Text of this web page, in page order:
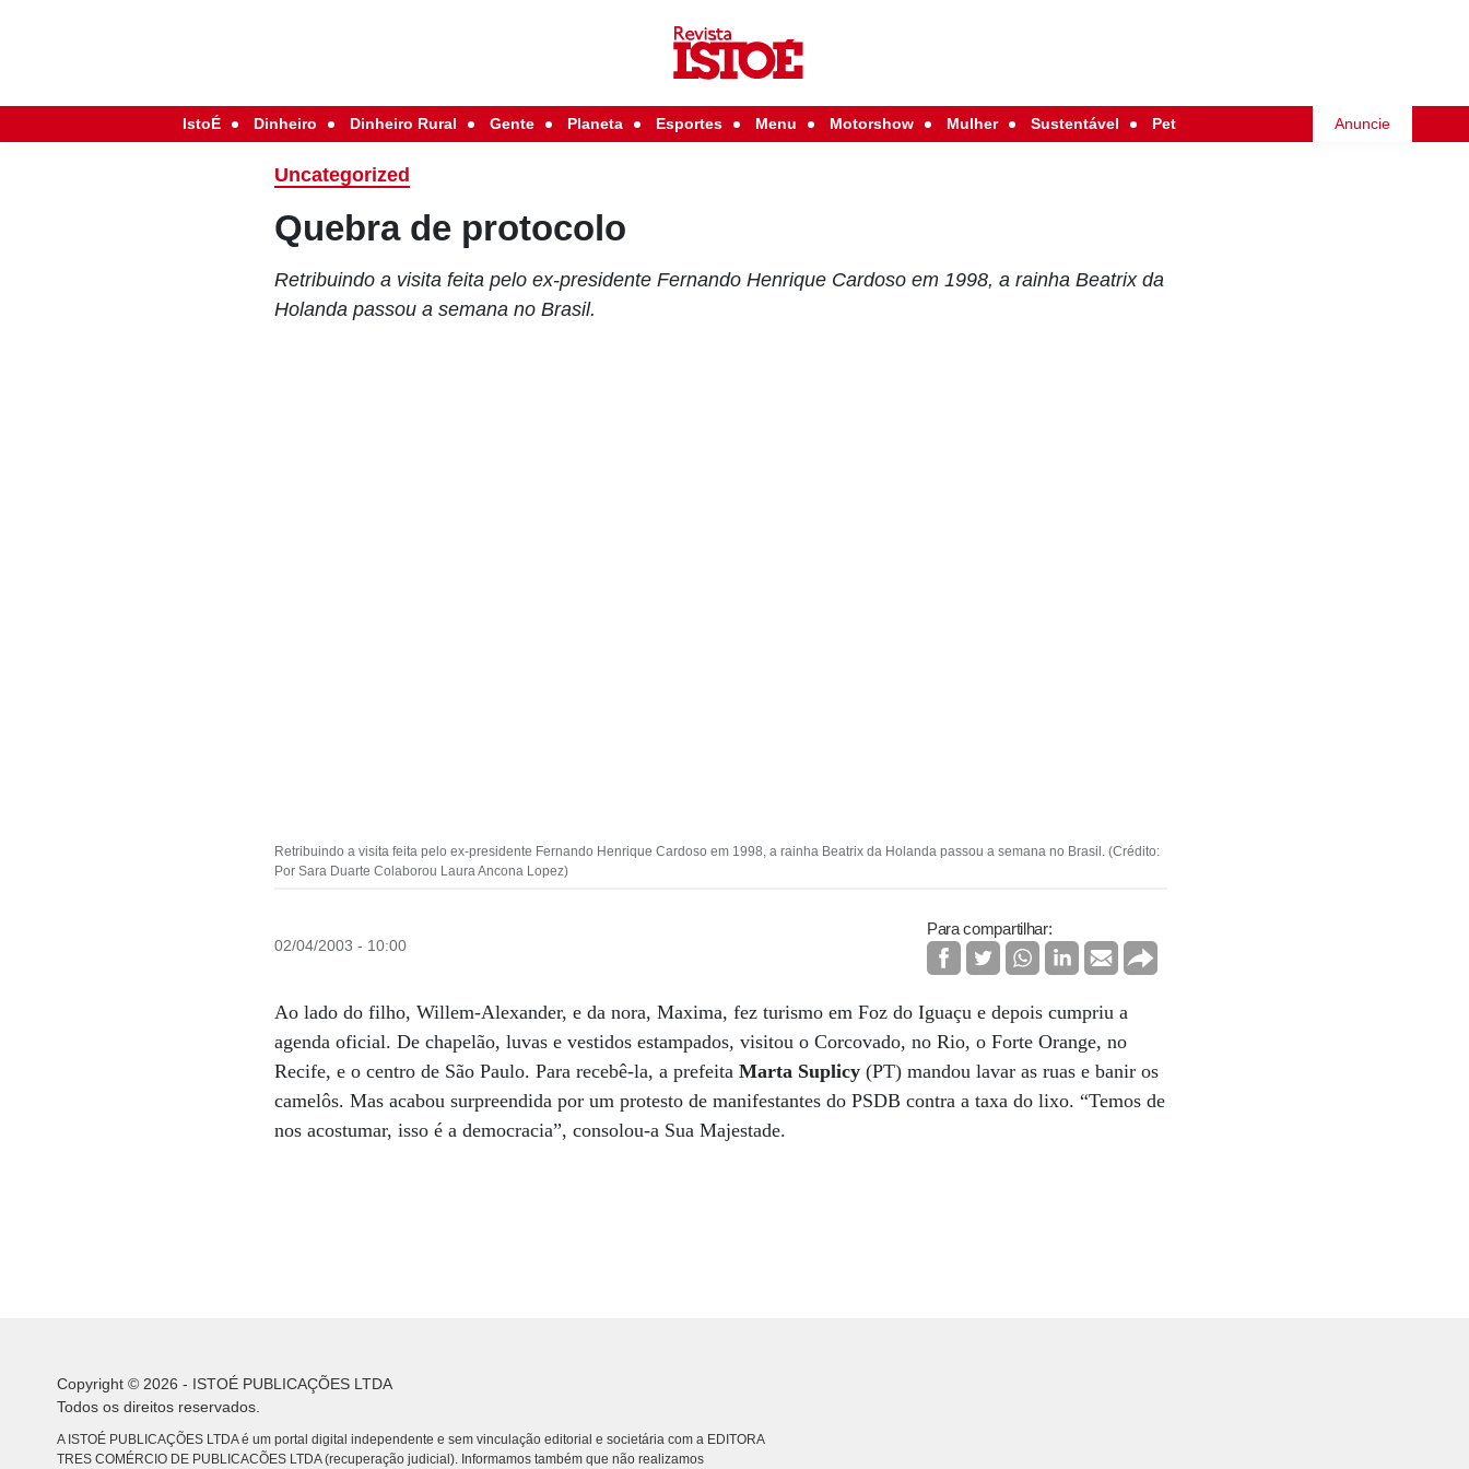
IstoÉ Dinheiro Dinheiro Rural Gente Planeta Esportes Menu Motorshow Mulher Sustentável Pet Anuncie
Uncategorized
Quebra de protocolo
Retribuindo a visita feita pelo ex-presidente Fernando Henrique Cardoso em 1998, a rainha Beatrix da
Holanda passou a semana no Brasil.
Retribuindo a visita feita pelo ex-presidente Fernando Henrique Cardoso em 1998, a rainha Beatrix da Holanda passou a semana no Brasil. (Crédito:
Por Sara Duarte Colaborou Laura Ancona Lopez)
02/04/2003 - 10:00
Para compartilhar:
Ao lado do filho, Willem-Alexander, e da nora, Maxima, fez turismo em Foz do Iguaçu e depois cumpriu a
agenda oficial. De chapelão, luvas e vestidos estampados, visitou o Corcovado, no Rio, o Forte Orange, no
Recife, e o centro de São Paulo. Para recebê-la, a prefeitaMarta Suplicy (PT) mandou lavar as ruas e banir os
camelôs. Mas acabou surpreendida por um protesto de manifestantes do PSDB contra a taxa do lixo. “Temos de
nos acostumar, isso é a democracia”, consolou-a Sua Majestade.
Copyright © 2026 - ISTOÉ PUBLICAÇÕES LTDA
Todos os direitos reservados.
A ISTOÉ PUBLICAÇÕES LTDA é um portal digital independente e sem vinculação editorial e societária com a EDITORA
TRES COMÉRCIO DE PUBLICACÕES LTDA (recuperação judicial). Informamos também que não realizamos